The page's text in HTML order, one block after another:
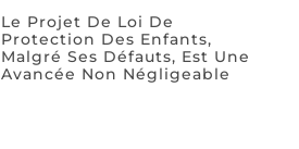
Le Projet De Loi De
Protection Des Enfants,
Malgré Ses Défauts, Est Une
Avancée Non Négligeable